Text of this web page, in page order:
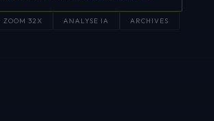
ZOOM 32X ANALYSE IA ARCHIVES